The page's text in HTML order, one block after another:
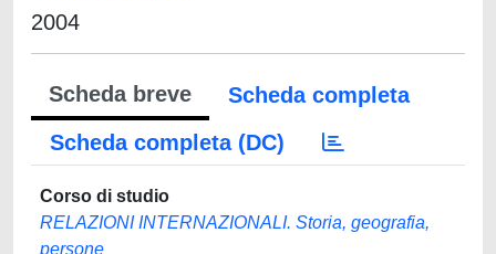
2004
Scheda breve
Scheda completa
Scheda completa (DC)
Corso di studio
RELAZIONI INTERNAZIONALI. Storia, geografia,
persone